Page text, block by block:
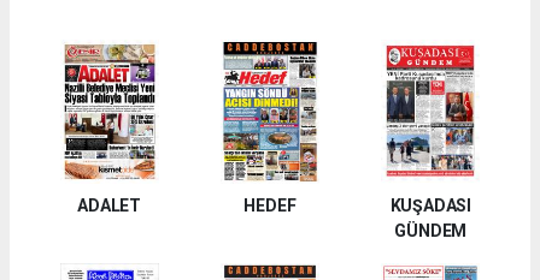
ADALET HEDEF
KUŞADASI
GÜNDEM